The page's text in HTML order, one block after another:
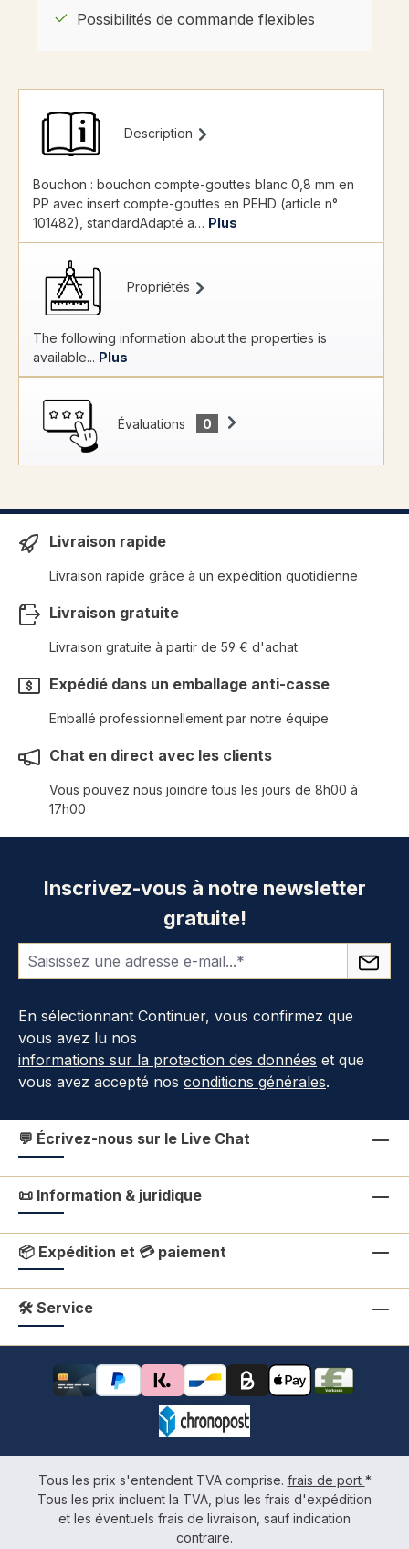
Possibilités de commande flexibles
Description
Bouchon : bouchon compte-gouttes blanc 0,8 mm en
PP avec insert compte-gouttes en PEHD (article n°
101482), standardAdapté a… Plus
Propriétés
The following information about the properties is
available... Plus
Évaluations 0
Livraison rapide
Livraison rapide grâce à un expédition quotidienne
Livraison gratuite
Livraison gratuite à partir de 59 € d'achat
Expédié dans un emballage anti-casse
Emballé professionnellement par notre équipe
Chat en direct avec les clients
Vous pouvez nous joindre tous les jours de 8h00 à
17h00
Inscrivez-vous à notre newsletter
gratuite!
En sélectionnant Continuer, vous confirmez que
vous avez lu nos
informations sur la protection des données et que
vous avez accepté nos conditions générales.
💬 Écrivez-nous sur le Live Chat
📜 Information & juridique
📦 Expédition et 💳 paiement
🛠 Service
Tous les prix s'entendent TVA comprise. frais de port *
Tous les prix incluent la TVA, plus les frais d'expédition
et les éventuels frais de livraison, sauf indication
contraire.